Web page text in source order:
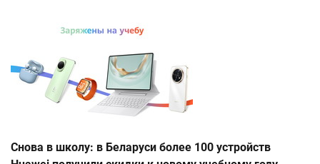
Снова в школу: в Беларуси более 100 устройств